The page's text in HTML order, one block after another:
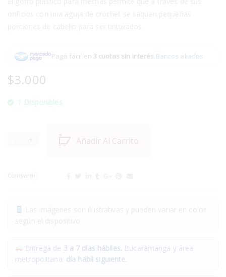
Pagá fácil en 3 cuotas sin interés.Bancos aliados
$3.000
1 Disponibles
Añadir Al Carrito
Compartir:
Entrega de 3 a 7 días hábiles. Bucaramanga y área
metropolitana: día hábil siguiente.